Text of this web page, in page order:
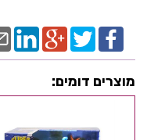
מוצרים דומים: